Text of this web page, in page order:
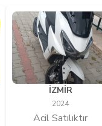
İZMİR
2024
Acil Satılıktır